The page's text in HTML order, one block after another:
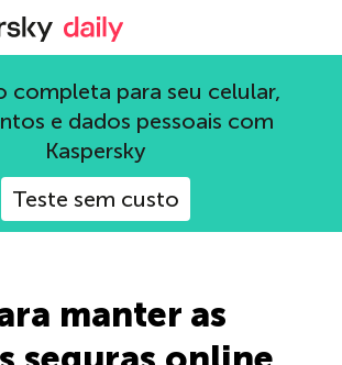
Blog oficial da Kaspersky
completa para seu celular,
e dados pessoais com
Kaspersky
Teste sem custo
manter as